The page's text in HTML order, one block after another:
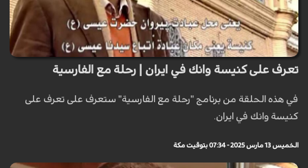
تعرف على كنيسة وانك في ايران | رحلة مع الفارسية
في هذه الحلقة من برنامج "رحلة مع الفارسية" ستعرف على تعرف على
كنيسة وانك في ايران.
الخميس 13 مارس 2025 - 07:34 بتوقيت مكة